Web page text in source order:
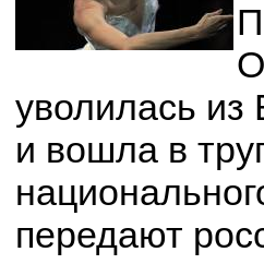
уволилась из
и вошла в
передают